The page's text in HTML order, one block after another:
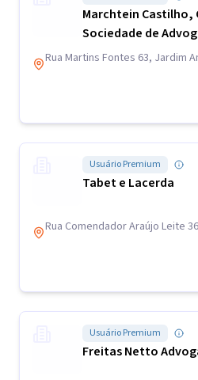
Marchtein Castilho,
Sociedade de
Rua Martins Fontes 63, Jardim
Usuário Premium
Tabet e Lacerda
Rua Comendador Araújo Leite
Usuário Premium
Freitas Netto